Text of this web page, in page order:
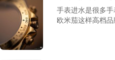
手表进水是很多
欧米茄这样高档品